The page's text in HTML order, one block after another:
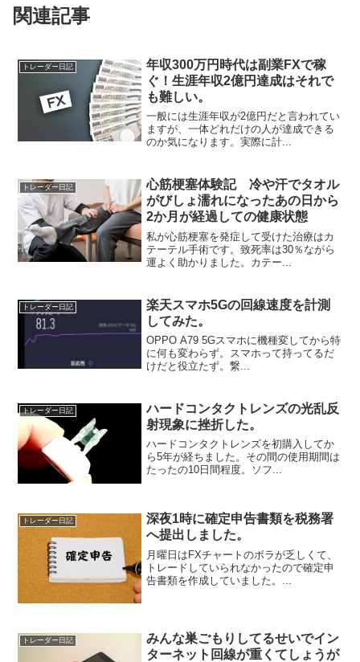
関連記事
トレーダー日記
年収300万円時代は副業FXで稼
ぐ！生涯年収2億円達成はそれで
も難しい。
一般には生涯年収が2億円だと言われてい
ますが、一体どれだけの人が達成できる
のか気になります。実際に計...
トレーダー日記
心筋梗塞体験記 冷や汗でタオル
がびしょ濡れになったあの日から
2か月が経過しての健康状態
私が心筋梗塞を発症して受けた治療はカ
テーテル手術です。致死率は30％ながら
運よく助かりました。カテー...
トレーダー日記
楽天スマホ5Gの回線速度を計測
してみた。
OPPO A79 5Gスマホに機種変してから特
に何も変わらず。スマホって持ってるだ
けだと役立たず。繋...
トレーダー日記
ハードコンタクトレンズの光乱反
射現象に挫折した。
ハードコンタクトレンズを初購入してか
ら5年が経ちました。その間の使用期間は
たったの10日間程度。ソフ...
トレーダー日記
深夜1時に確定申告書類を税務署
へ提出しました。
月曜日はFXチャートのボラが乏しくて、
トレードしていられなかったので確定申
告書類を作成していました。...
トレーダー日記
みんな巣ごもりしてるせいでイン
ターネット回線が重くてしょうが